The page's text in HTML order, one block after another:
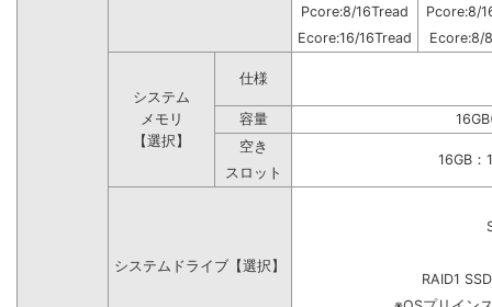
Pcore:8/16Tread
Pcore:8/
Ecore:16/16Tread
Ecore:8/
システム
メモリ
【選択】
仕様
容量
空き
16GB
スロット
システムドライブ【選択】
RAID1